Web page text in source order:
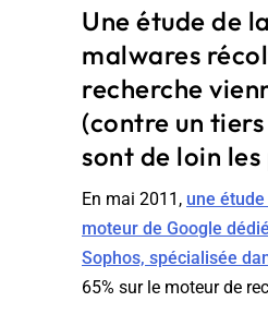
& GEO - Edition
Une étude de
malwares
recherche
(contre un
sont de loin
En mai 2011, une
moteur de Google
Sophos, spécialisée
65% sur le moteur de